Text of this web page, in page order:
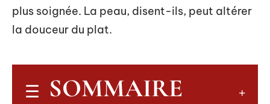
plus soignée. La peau, disent-ils, peut altérer
la douceur du plat.
SOMMAIRE